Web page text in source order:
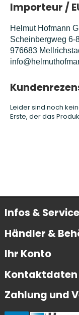
Importeur /
Helmut Hofmann
Scheinbergweg 6-
976683
Leider sind noch
Erste, der das
Infos & Service
Händler &
Ihr Konto
Kontaktdaten
Zahlung und